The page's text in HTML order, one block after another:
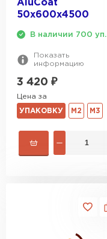
AluCoat
50х600х4500
В наличии 700 уп.
Показать
информацию
3 420 ₽
Цена за
УПАКОВКУ М2 М3